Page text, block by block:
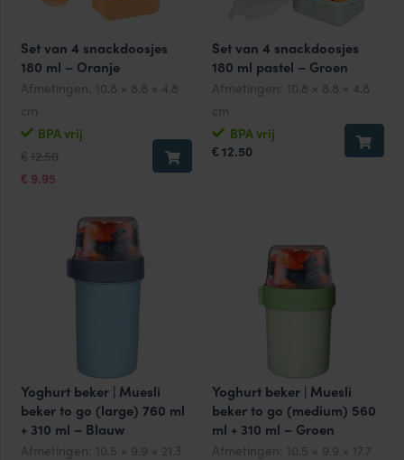
Set van 4 snackdoosjes
180 ml – Oranje
Afmetingen:
10.8 × 8.8 × 4.8
cm
BPA vrij
€ 12.50
Oorspronkelijke
prijs
was:
€ 9.95
Huidige
prijs
is:
Set van 4 snackdoosjes
180 ml pastel – Groen
Afmetingen:
10.8 × 8.8 × 4.8
cm
BPA vrij
€ 12.50
Yoghurt beker | Muesli
beker to go (large) 760 ml
+ 310 ml – Blauw
Afmetingen:
10.5 × 9.9 × 21.3
Yoghurt beker | Muesli
beker to go (medium) 560
ml + 310 ml – Groen
Afmetingen:
10.5 × 9.9 × 17.7